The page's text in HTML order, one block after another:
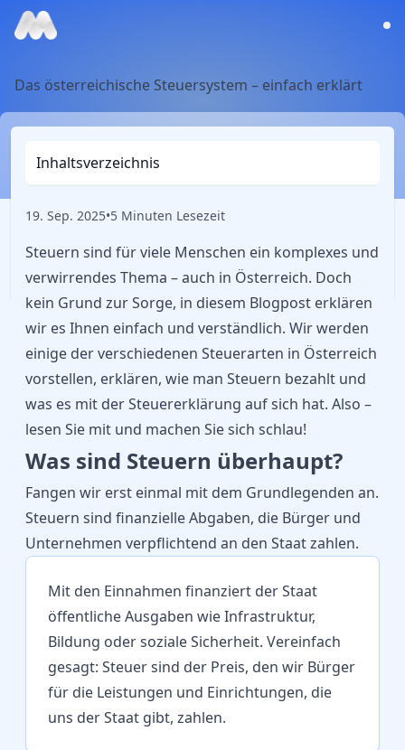
Das österreichische Steuersystem – einfach erklärt
Inhaltsverzeichnis
19. Sep. 2025•5 Minuten Lesezeit
Steuern sind für viele Menschen ein komplexes und
verwirrendes Thema – auch in Österreich. Doch
kein Grund zur Sorge, in diesem Blogpost erklären
wir es Ihnen einfach und verständlich. Wir werden
einige der verschiedenen Steuerarten in Österreich
vorstellen, erklären, wie man Steuern bezahlt und
was es mit der Steuererklärung auf sich hat. Also –
lesen Sie mit und machen Sie sich schlau!
Was sind Steuern überhaupt?
Fangen wir erst einmal mit dem Grundlegenden an.
Steuern sind finanzielle Abgaben, die Bürger und
Unternehmen verpflichtend an den Staat zahlen.
Mit den Einnahmen finanziert der Staat
öffentliche Ausgaben wie Infrastruktur,
Bildung oder soziale Sicherheit. Vereinfach
gesagt: Steuer sind der Preis, den wir Bürger
für die Leistungen und Einrichtungen, die
uns der Staat gibt, zahlen.